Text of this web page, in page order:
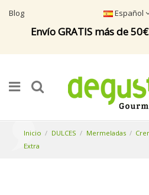
Blog
Envío GRATIS más de
Español
Inicio DULCES Mermeladas
Extra